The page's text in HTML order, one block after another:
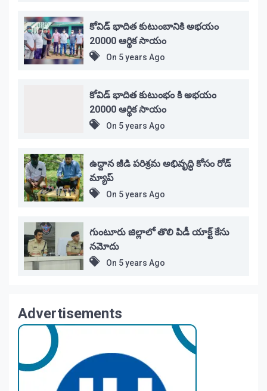
కోవిడ్ భాదిత కుటుంబానికి అభయం
20000 ఆర్థిక సాయం
On 5 years Ago
కోవిడ్ భాదిత కుటుంభం కి అభయం
20000 ఆర్థిక సాయం
On 5 years Ago
ఉద్దాన జీడి పరిశ్రమ అభివృద్ధి కోసం రోడ్
మ్యాప్
On 5 years Ago
గుంటూరు జిల్లాలో తొలి పిడీ యాక్ట్ కేసు
నమోదు
On 5 years Ago
Advertisements